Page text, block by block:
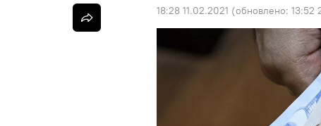
18:28 11.02.2021 (обновлено: 13:52